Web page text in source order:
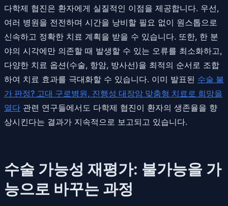
다학제 협진은 환자에게 실질적인 이점을 제공합니다. 우선,
여러 병원을 전전하며 시간을 낭비할 필요 없이 원스톱으로
신속하고 정확한 치료 계획을 받을 수 있습니다. 또한, 한 분
야의 시각에만 의존할 때 발생할 수 있는 오류를 최소화하고,
다양한 치료 옵션(수술, 항암, 방사선)을 최적의 순서로 조합
하여 치료 효과를 극대화할 수 있습니다. 이미 발표된 수술 불
가 판정? 고대 구로병원, 진행성 대장암 맞춤형 치료로 희망을
열다 관련 연구들에서도 다학제 협진이 환자의 생존율을 향
상시킨다는 결과가 지속적으로 보고되고 있습니다.
수술 가능성 재평가: 불가능을 가
능으로 바꾸는 과정